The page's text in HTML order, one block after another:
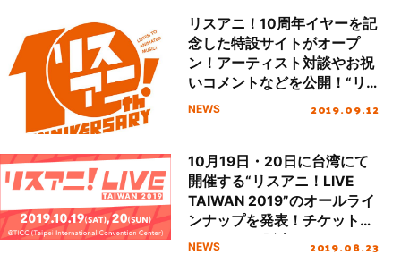
リスアニ！10周年イヤーを記
念した特設サイトがオープ
ン！アーティスト対談やお祝
いコメントなどを公開！“リ
スアニ！LIVE SPECIAL
NEWS 2019.09.12
10月19日・20日に台湾にて
開催する“リスアニ！LIVE
TAIWAN 2019”のオールライ
ンナップを発表！チケットは
9月8日より販売スタート！！
NEWS 2019.08.23